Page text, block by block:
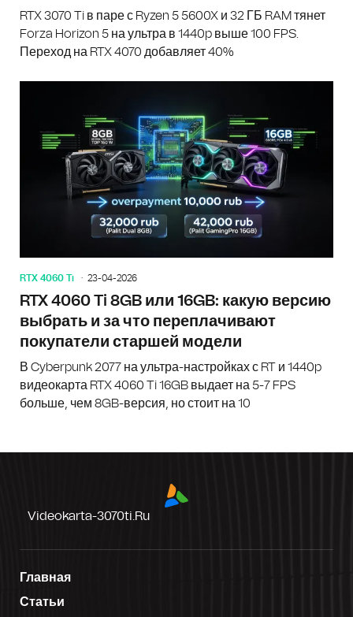
RTX 3070 Ti в паре с Ryzen 5 5600X и 32 ГБ RAM тянет
Forza Horizon 5 на ультра в 1440p выше 100 FPS.
Переход на RTX 4070 добавляет 40%
RTX 4060 Ti 23-04-2026
RTX 4060 Ti 8GB или 16GB: какую версию
выбрать и за что переплачивают
покупатели старшей модели
В Cyberpunk 2077 на ультра-настройках с RT и 1440p
видеокарта RTX 4060 Ti 16GB выдает на 5-7 FPS
больше, чем 8GB-версия, но стоит на 10
Videokarta-3070ti.ru
Главная
Статьи